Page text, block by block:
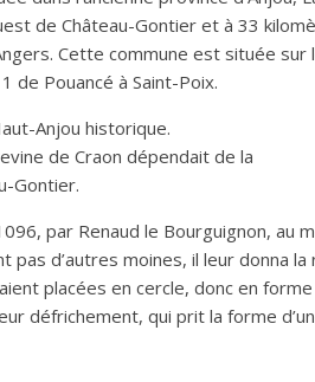
de Château-Gontier et à 33
Cette commune est située sur
de Pouancé à Saint-Poix.
Anjou historique.
de Craon dépendait de la
Gontier.
par Renaud le Bourguignon, au
d’autres moines, il leur donna la
placées en cercle, donc en
défrichement, qui prit la forme